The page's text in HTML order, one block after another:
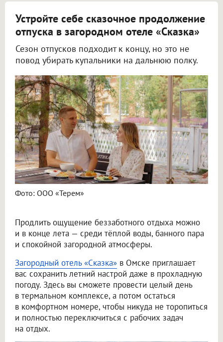
Устройте себе сказочное продолжение
отпуска в загородном отеле «Сказка»
Сезон отпусков подходит к концу, но это не
повод убирать купальники на дальнюю полку.
Фото: ООО «Терем»
Продлить ощущение беззаботного отдыха можно
и в конце лета — среди тёплой воды, банного пара
и спокойной загородной атмосферы.
Загородный отель «Сказка» в Омске приглашает
вас сохранить летний настрой даже в прохладную
погоду. Здесь вы сможете провести целый день
в термальном комплексе, а потом остаться
в комфортном номере, чтобы никуда не торопиться
и полностью переключиться с рабочих задач
на отдых.